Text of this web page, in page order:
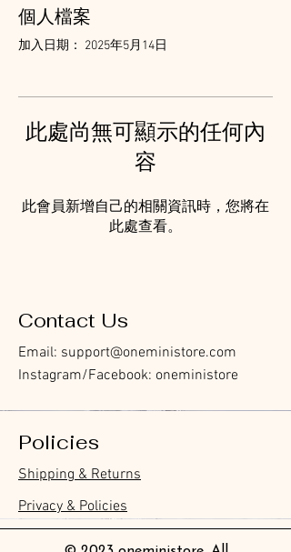
個人檔案
加入日期： 2025年5月14日
此處尚無可顯示的任何內
容
此會員新增自己的相關資訊時，您將在
此處查看。
Contact Us
Email: support@oneministore.com
Instagram/Facebook: oneministore
Policies
Shipping & Returns
Privacy & Policies